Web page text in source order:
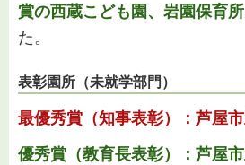
賞の西蔵こども園、岩園保育所
た。
表彰園所（未就学部門）
最優秀賞（知事表彰）：芦屋
優秀賞（教育長表彰）：芦屋